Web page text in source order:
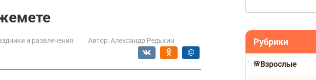
и развлечения Автор: Александр Редькин Рубрики
Взрослые